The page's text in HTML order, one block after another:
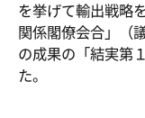
を挙げて輸出戦略
関係閣僚会合」（
の成果の「結実第
た。